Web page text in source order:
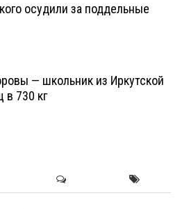
осудили за поддельные
— школьник из Иркутской
в 730 кг